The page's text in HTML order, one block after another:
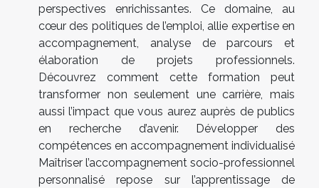
perspectives enrichissantes. Ce domaine, au
cœur des politiques de l’emploi, allie expertise en
accompagnement, analyse de parcours et
élaboration de projets professionnels.
Découvrez comment cette formation peut
transformer non seulement une carrière, mais
aussi l’impact que vous aurez auprès de publics
en recherche d’avenir. Développer des
compétences en accompagnement individualisé
Maîtriser l’accompagnement socio-professionnel
personnalisé repose sur l’apprentissage de